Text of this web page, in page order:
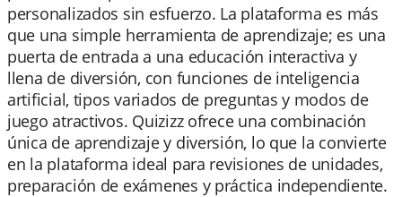
personalizados sin esfuerzo. La plataforma es más
que una simple herramienta de aprendizaje; es una
puerta de entrada a una educación interactiva y
llena de diversión, con funciones de inteligencia
artificial, tipos variados de preguntas y modos de
juego atractivos. Quizizz ofrece una combinación
única de aprendizaje y diversión, lo que la convierte
en la plataforma ideal para revisiones de unidades,
preparación de exámenes y práctica independiente.